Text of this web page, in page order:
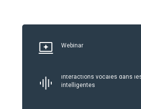
Webinar
Interactions vocales dans
intelligentes